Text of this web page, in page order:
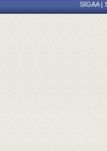
SIGAA |